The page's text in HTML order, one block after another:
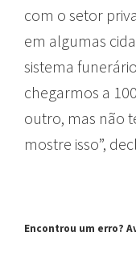
com o setor
em algumas
sistema
chegarmos a
outro, mas não
mostre isso”,
Encontrou um erro?